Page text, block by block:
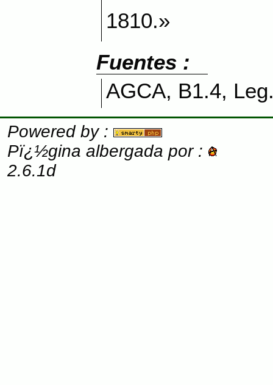
1810.»
Fuentes :
AGCA, B1.4,
Powered by :
Pï¿½gina albergada por :
2.6.1d